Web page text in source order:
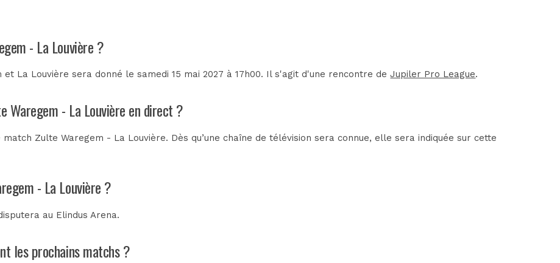
- La Louvière ?
La Louvière sera donné le samedi 15 mai 2027 à 17h00. Il s'agit d'une rencontre deJupiler Pro League.
Waregem - La Louvière en direct ?
Zulte Waregem - La Louvière. Dès qu’une chaîne de télévision sera connue, elle sera indiquée sur cette
- La Louvière ?
au Elindus Arena.
les prochains matchs ?